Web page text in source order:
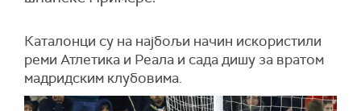
Каталонци су на најбољи начин искористили
реми Атлетика и Реала и сада дишу за вратом
мадридским клубовима.